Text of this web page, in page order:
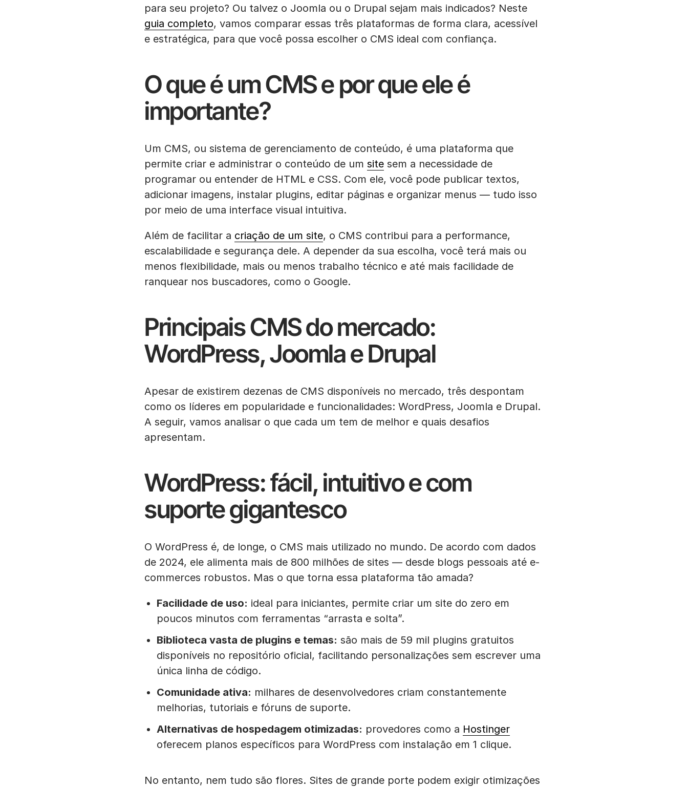
para seu projeto? Ou talvez o Joomla ou o Drupal sejam mais indicados? Neste
guia completo, vamos comparar essas três plataformas de forma clara, acessível
e estratégica, para que você possa escolher o CMS ideal com confiança.
O que é um CMS e por que ele é
importante?
Um CMS, ou sistema de gerenciamento de conteúdo, é uma plataforma que
permite criar e administrar o conteúdo de um site sem a necessidade de
programar ou entender de HTML e CSS. Com ele, você pode publicar textos,
adicionar imagens, instalar plugins, editar páginas e organizar menus — tudo isso
por meio de uma interface visual intuitiva.
Além de facilitar a criação de um site, o CMS contribui para a performance,
escalabilidade e segurança dele. A depender da sua escolha, você terá mais ou
menos flexibilidade, mais ou menos trabalho técnico e até mais facilidade de
ranquear nos buscadores, como o Google.
Principais CMS do mercado:
WordPress, Joomla e Drupal
Apesar de existirem dezenas de CMS disponíveis no mercado, três despontam
como os líderes em popularidade e funcionalidades: WordPress, Joomla e Drupal.
A seguir, vamos analisar o que cada um tem de melhor e quais desafios
apresentam.
WordPress: fácil, intuitivo e com
suporte gigantesco
O WordPress é, de longe, o CMS mais utilizado no mundo. De acordo com dados
de 2024, ele alimenta mais de 800 milhões de sites — desde blogs pessoais até e-
commerces robustos. Mas o que torna essa plataforma tão amada?
Facilidade de uso: ideal para iniciantes, permite criar um site do zero em
poucos minutos com ferramentas “arrasta e solta”.
Biblioteca vasta de plugins e temas: são mais de 59 mil plugins gratuitos
disponíveis no repositório oficial, facilitando personalizações sem escrever uma
única linha de código.
Comunidade ativa: milhares de desenvolvedores criam constantemente
melhorias, tutoriais e fóruns de suporte.
Alternativas de hospedagem otimizadas: provedores como a Hostinger
oferecem planos específicos para WordPress com instalação em 1 clique.
No entanto, nem tudo são flores. Sites de grande porte podem exigir otimizações